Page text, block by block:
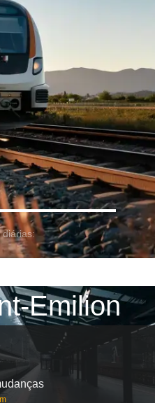
diárias:
Emilion